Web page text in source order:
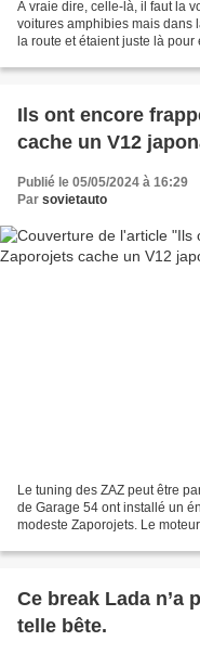
A vraie dire, celle-là, il faut la
voitures amphibies mais dans
la route et étaient juste là
Ils ont encore
cache un V12
Publié le 05/05/2024 à 16:29
Par sovietauto
Le tuning des ZAZ peut être
de Garage 54 ont installé un
modeste Zaporojets. Le
Ce break Lada n’a
telle bête.